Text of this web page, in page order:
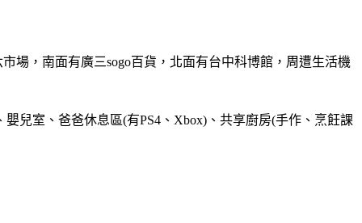
場，南面有廣三sogo百貨，北面有台中科博館，周遭生活機
兒室、爸爸休息區(有PS4、Xbox)、共享廚房(手作、烹飪課